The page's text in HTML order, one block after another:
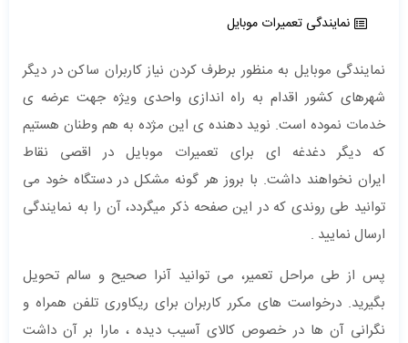
نمایندگی تعمیرات موبایل
نمایندگی موبایل به منظور برطرف کردن نیاز کاربران ساکن در دیگر
شهرهای کشور اقدام به راه اندازی واحدی ویژه جهت عرضه ی
خدمات نموده است. نوید دهنده ی این مژده به هم وطنان هستیم
که دیگر دغدغه ای برای تعمیرات موبایل در اقصی نقاط
ایران نخواهند داشت. با بروز هر گونه مشکل در دستگاه خود می
توانید طی روندی که در این صفحه ذکر میگردد، آن را به نمایندگی
ارسال نمایید .
پس از طی مراحل تعمیر، می توانید آنرا صحیح و سالم تحویل
بگیرید. درخواست های مکرر کاربران برای ریکاوری تلفن همراه و
نگرانی آن ها در خصوص کالای آسیب دیده ، مارا بر آن داشت